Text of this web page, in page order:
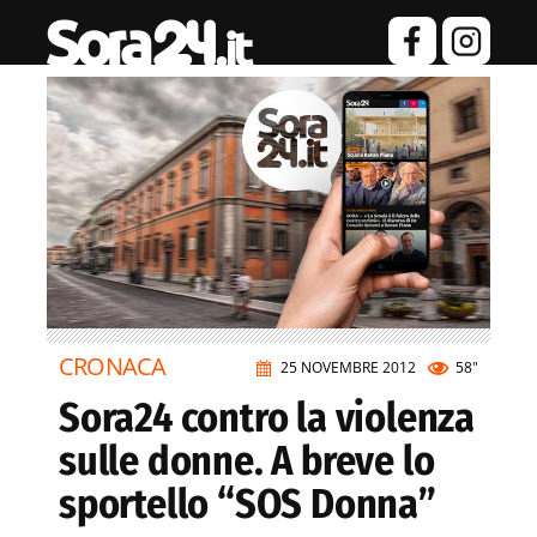
25 NOVEMBRE 2012 58"
CRONACA
Sora24 contro la violenza
sulle donne. A breve lo
sportello “SOS Donna”